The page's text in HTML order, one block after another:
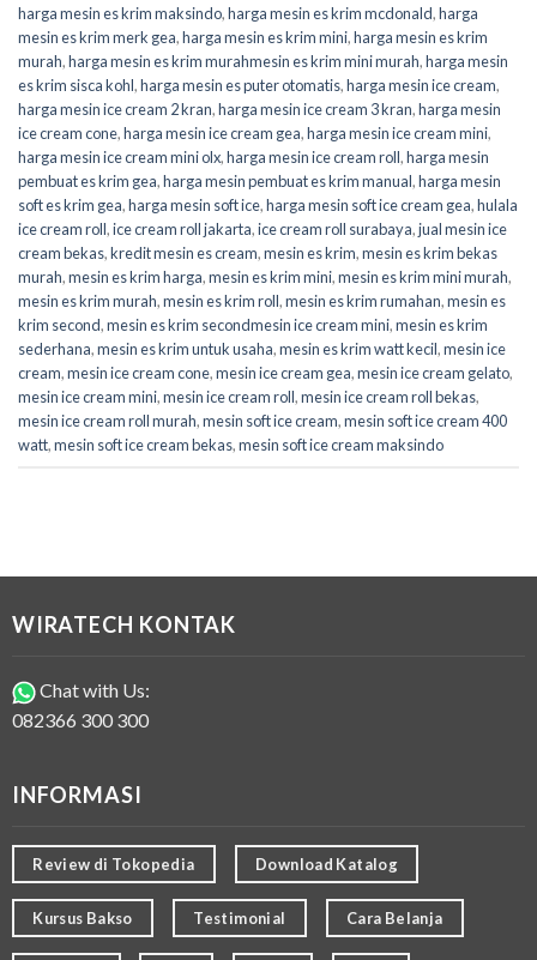
harga mesin es krim maksindo,harga mesin es krim mcdonald,harga
mesin es krim merk gea,harga mesin es krim mini,harga mesin es krim
murah,harga mesin es krim murahmesin es krim mini murah,harga mesin
es krim sisca kohl,harga mesin es puter otomatis,harga mesin ice cream,
harga mesin ice cream 2 kran,harga mesin ice cream 3 kran,harga mesin
ice cream cone,harga mesin ice cream gea,harga mesin ice cream mini,
harga mesin ice cream mini olx,harga mesin ice cream roll,harga mesin
pembuat es krim gea,harga mesin pembuat es krim manual,harga mesin
soft es krim gea,harga mesin soft ice,harga mesin soft ice cream gea,hulala
ice cream roll,ice cream roll jakarta,ice cream roll surabaya,jual mesin ice
cream bekas,kredit mesin es cream,mesin es krim,mesin es krim bekas
murah,mesin es krim harga,mesin es krim mini,mesin es krim mini murah,
mesin es krim murah,mesin es krim roll,mesin es krim rumahan,mesin es
krim second,mesin es krim secondmesin ice cream mini,mesin es krim
sederhana,mesin es krim untuk usaha,mesin es krim watt kecil,mesin ice
cream,mesin ice cream cone,mesin ice cream gea,mesin ice cream gelato,
mesin ice cream mini,mesin ice cream roll,mesin ice cream roll bekas,
mesin ice cream roll murah,mesin soft ice cream,mesin soft ice cream 400
watt,mesin soft ice cream bekas,mesin soft ice cream maksindo
WIRATECH KONTAK
Chat with Us:
082366 300 300
INFORMASI
Review di Tokopedia Download Katalog
Kursus Bakso Testimonial Cara Belanja